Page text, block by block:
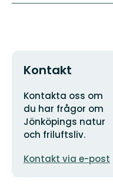
Kontakt
Adress
Kontakta oss om
du har frågor om
Jönköpings natur
och friluftsliv.
postadress
Kontakt via e-post